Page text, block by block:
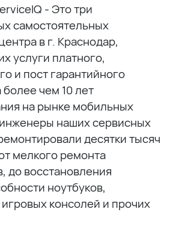
- Это три
самостоятельных
в г. Краснодар,
услуги платного,
и пост гарантийного
чем 10 лет
на рынке мобильных
наших сервисных
десятки тысяч
мелкого ремонта
до восстановления
ноутбуков,
консолей и прочих